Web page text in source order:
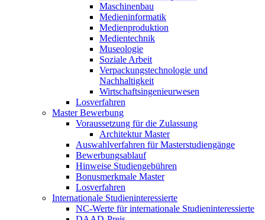
Maschinenbau
Medieninformatik
Medienproduktion
Medientechnik
Museologie
Soziale Arbeit
Verpackungstechnologie und
Nachhaltigkeit
Wirtschaftsingenieurwesen
Losverfahren
Master Bewerbung
Voraussetzung für die Zulassung
Architektur Master
Auswahlverfahren für Masterstudiengänge
Bewerbungsablauf
Hinweise Studiengebühren
Bonusmerkmale Master
Losverfahren
Internationale Studieninteressierte
NC-Werte für internationale Studieninteressierte